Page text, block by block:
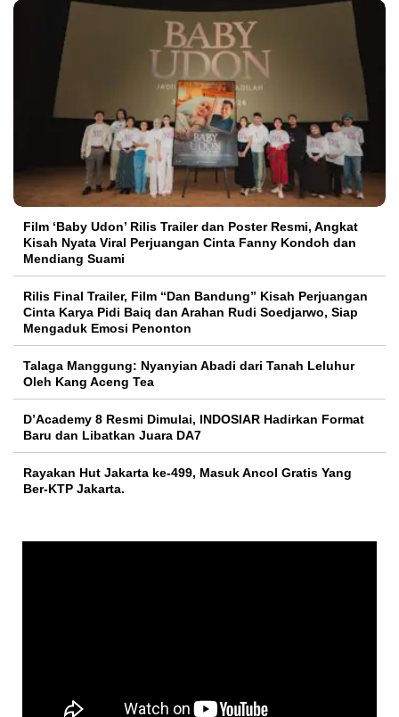
Film ‘Baby Udon’ Rilis Trailer dan Poster Resmi, Angkat
Kisah Nyata Viral Perjuangan Cinta Fanny Kondoh dan
Mendiang Suami
Rilis Final Trailer, Film “Dan Bandung” Kisah Perjuangan
Cinta Karya Pidi Baiq dan Arahan Rudi Soedjarwo, Siap
Mengaduk Emosi Penonton
Talaga Manggung: Nyanyian Abadi dari Tanah Leluhur
Oleh Kang Aceng Tea
D’Academy 8 Resmi Dimulai, INDOSIAR Hadirkan Format
Baru dan Libatkan Juara DA7
Rayakan Hut Jakarta ke-499, Masuk Ancol Gratis Yang
Ber-KTP Jakarta.